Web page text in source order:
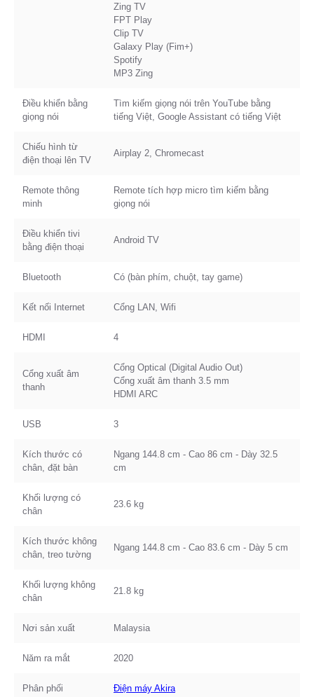
Zing TV
FPT Play
Clip TV
Galaxy Play (Fim+)
Spotify
MP3 Zing
Điều khiển bằng
giọng nói
Tìm kiếm giọng nói trên YouTube bằng
tiếng Việt, Google Assistant có tiếng Việt
Chiếu hình từ
điện thoại lên TV
Airplay 2, Chromecast
Remote thông
minh
Remote tích hợp micro tìm kiếm bằng
giọng nói
Điều khiển tivi
bằng điện thoại
Android TV
Bluetooth Có (bàn phím, chuột, tay game)
Kết nối Internet Cổng LAN, Wifi
HDMI 4
Cổng xuất âm
thanh
Cổng Optical (Digital Audio Out)
Cổng xuất âm thanh 3.5 mm
HDMI ARC
USB 3
Kích thước có
chân, đặt bàn
Ngang 144.8 cm - Cao 86 cm - Dày 32.5
cm
Khối lượng có
chân
23.6 kg
Kích thước không
chân, treo tường
Ngang 144.8 cm - Cao 83.6 cm - Dày 5 cm
Khối lượng không
chân
21.8 kg
Nơi sản xuất Malaysia
Năm ra mắt 2020
Phân phối Điện máy Akira